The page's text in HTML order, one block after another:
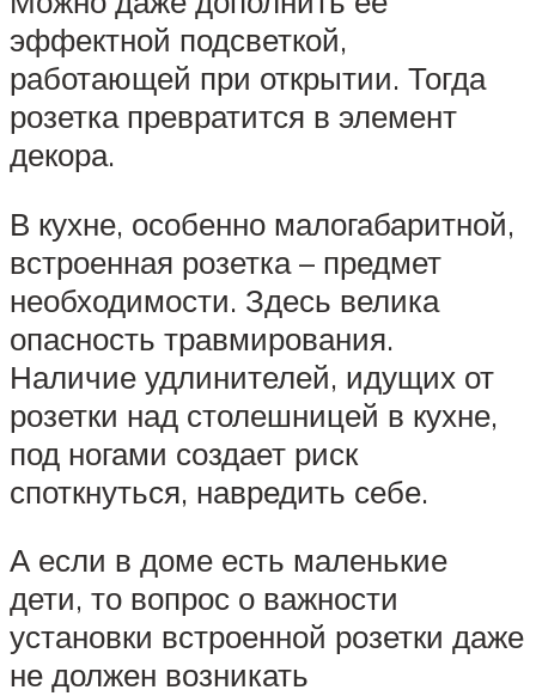
эффектной подсветкой,
работающей при открытии. Тогда
розетка превратится в элемент
декора.
В кухне, особенно малогабаритной,
встроенная розетка – предмет
необходимости. Здесь велика
опасность травмирования.
Наличие удлинителей, идущих от
розетки над столешницей в кухне,
под ногами создает риск
споткнуться, навредить себе.
А если в доме есть маленькие
дети, то вопрос о важности
установки встроенной розетки даже
не должен возникать